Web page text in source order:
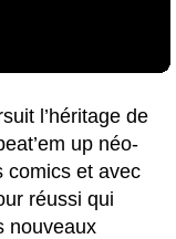
l’héritage de
up néo-
comics et avec
réussi qui
nouveaux